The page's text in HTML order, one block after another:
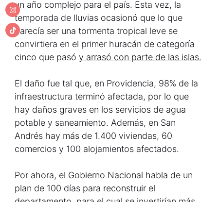
un año complejo para el país. Esta vez, la
temporada de lluvias ocasionó que lo que
parecía ser una tormenta tropical leve se
convirtiera en el primer huracán de categoría
cinco que pasó y arrasó con parte de las islas.
El daño fue tal que, en Providencia, 98% de la
infraestructura terminó afectada, por lo que
hay daños graves en los servicios de agua
potable y saneamiento. Además, en San
Andrés hay más de 1.400 viviendas, 60
comercios y 100 alojamientos afectados.
Por ahora, el Gobierno Nacional habla de un
plan de 100 días para reconstruir el